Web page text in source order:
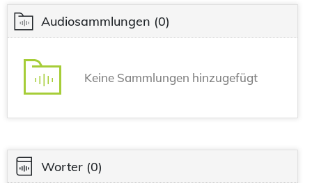
Audiosammlungen (0)
Keine Sammlungen hinzugefügt
Worter (0)